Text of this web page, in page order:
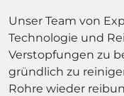
Unser Team von
Technologie und
Verstopfungen zu
gründlich zu
Rohre wieder